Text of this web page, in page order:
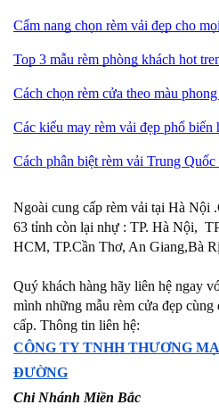
Cẩm nang chọn rèm vải đẹp cho
Top 3 mẫu rèm phòng khách hot
Cách chọn rèm cửa theo màu
Các kiểu may rèm vải đẹp phổ biến
Cách phân biệt rèm vải Trung
Ngoài cung cấp rèm vải tại Hà Nội
63 tỉnh còn lại nhự : TP. Hà Nội,
HCM, TP.Cần Thơ, An Giang,Bà
Quý khách hàng hãy liên hệ ngay
mình những mẫu rèm cửa đẹp
cấp. Thông tin liên hệ:
CÔNG TY TNHH THƯƠNG
ĐƯỜNG
Chi Nhánh Miền Bắc